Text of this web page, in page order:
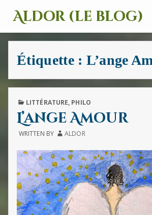
Aldor (le blog)
Un
site
avec
des
des
images
et
des
sons
Étiquette : L’ange
PUBLISHED
LITTÉRATURE, PHILO
L’ange Amour
WRITTEN BY ALDOR